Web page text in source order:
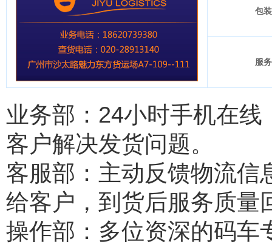
包
服
业务部：24小时手机在
客户解决发货问题。
客服部：主动反馈物流信
给客户，到货后服务质量
操作部：多位资深的码车